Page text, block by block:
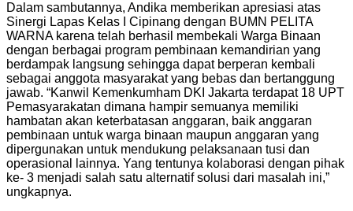
Dalam sambutannya, Andika memberikan apresiasi atas
Sinergi Lapas Kelas I Cipinang dengan BUMN PELITA
WARNA karena telah berhasil membekali Warga Binaan
dengan berbagai program pembinaan kemandirian yang
berdampak langsung sehingga dapat berperan kembali
sebagai anggota masyarakat yang bebas dan bertanggung
jawab. “Kanwil Kemenkumham DKI Jakarta terdapat 18 UPT
Pemasyarakatan dimana hampir semuanya memiliki
hambatan akan keterbatasan anggaran, baik anggaran
pembinaan untuk warga binaan maupun anggaran yang
dipergunakan untuk mendukung pelaksanaan tusi dan
operasional lainnya. Yang tentunya kolaborasi dengan pihak
ke- 3 menjadi salah satu alternatif solusi dari masalah ini,”
ungkapnya.